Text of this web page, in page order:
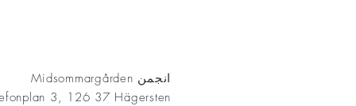
انجمن Midsommargården
3, 126 37 Hägersten